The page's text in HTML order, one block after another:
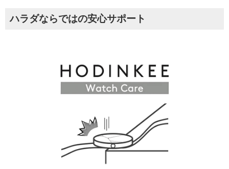
ハラダならではの安心サポート